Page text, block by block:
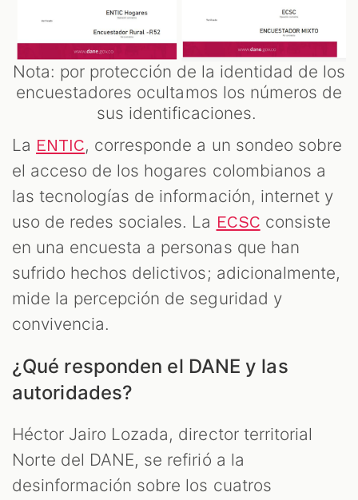
Nota: por protección de la identidad de los
encuestadores ocultamos los números de
sus identificaciones.
La ENTIC, corresponde a un sondeo sobre
el acceso de los hogares colombianos a
las tecnologías de información, internet y
uso de redes sociales. La ECSC consiste
en una encuesta a personas que han
sufrido hechos delictivos; adicionalmente,
mide la percepción de seguridad y
convivencia.
¿Qué responden el DANE y las
autoridades?
Héctor Jairo Lozada, director territorial
Norte del DANE, se refirió a la
desinformación sobre los cuatros